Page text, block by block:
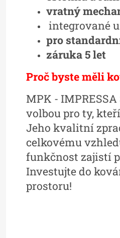
vratný
integrované
pro
záruka 5 let
Proč byste měli
MPK -
volbou pro ty,
Jeho kvalitní
celkovému
funkčnost zajistí
Investujte do
prostoru!